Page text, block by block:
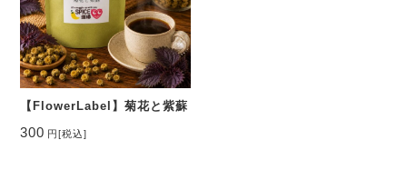
【FlowerLabel】菊花と紫蘇
300 円[税込]